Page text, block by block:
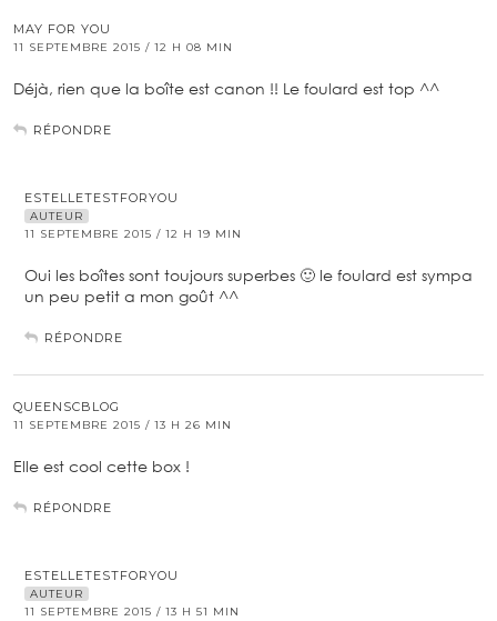
MAY FOR YOU
11 SEPTEMBRE 2015 / 12 H 08 MIN
Déjà, rien que la boîte est canon !! Le foulard est top ^^
RÉPONDRE
ESTELLETESTFORYOU
AUTEUR
11 SEPTEMBRE 2015 / 12 H 19 MIN
Oui les boîtes sont toujours superbes 🙂 le foulard est sympa
un peu petit a mon goût ^^
RÉPONDRE
QUEENSCBLOG
11 SEPTEMBRE 2015 / 13 H 26 MIN
Elle est cool cette box !
RÉPONDRE
ESTELLETESTFORYOU
AUTEUR
11 SEPTEMBRE 2015 / 13 H 51 MIN